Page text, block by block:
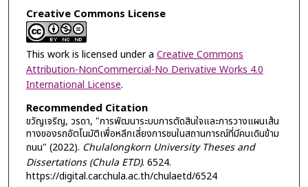
Creative Commons License
This work is licensed under a Creative Commons
Attribution-NonCommercial-No Derivative Works 4.0
International License.
Recommended Citation
ขวัญเจริญ, วรดา, "การพัฒนาระบบการตัดสินใจและการวางแผนเส้น
ทางของรถอัตโนมัติเพื่อหลีกเลี่ยงการชนในสถานการณ์ที่มีคนเดินข้าม
ถนน" (2022). Chulalongkorn University Theses and
Dissertations (Chula ETD). 6524.
https://digital.car.chula.ac.th/chulaetd/6524